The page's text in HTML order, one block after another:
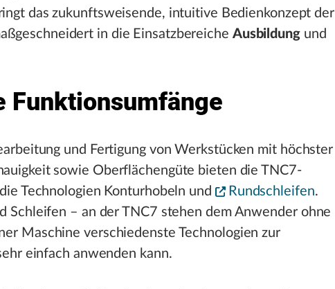
das zukunftsweisende, intuitive Bedienkonzept der
in die Einsatzbereiche Ausbildungund
Funktionsumfänge
und Fertigung von Werkstücken mit höchster
sowie Oberflächengüte bieten die TNC7-
Technologien Konturhobeln und
Rundschleifen.
Schleifen – an der TNC7 stehen dem Anwender ohne
Maschine verschiedenste Technologien zur
einfach anwenden kann.